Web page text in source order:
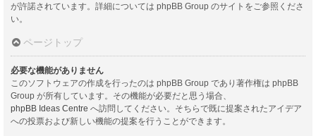
が許諾されています。詳細については phpBB Group のサイトをご参照くださ
い。
ページトップ
必要な機能がありません
このソフトウェアの作成を行ったのは phpBB Group であり著作権は phpBB
Group が所有しています。その機能が必要だと思う場合、
phpBB Ideas Centre へ訪問してください。そちらで既に提案されたアイデア
への投票および新しい機能の提案を行うことができます。